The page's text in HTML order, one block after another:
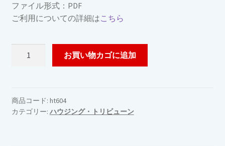
ファイル形式：PDF
ご利用についての詳細はこちら
グ・
ト
お買い物カゴに追加
商品コード: ht604
カテゴリー: ハウジング・トリビューン